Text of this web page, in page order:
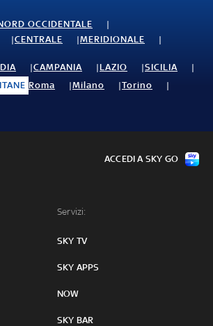
OCCIDENTALE
CENTRALE
MERIDIONALE
CAMPANIA LAZIO
SICILIA
Roma Milano
Torino
Servizi:
SKY TV
SKY APPS
NOW
SKY BAR
ACCEDI A SKY GO